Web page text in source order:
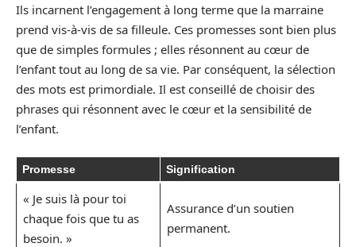
Ils incarnent l’engagement à long terme que la marraine
prend vis-à-vis de sa filleule. Ces promesses sont bien plus
que de simples formules ; elles résonnent au cœur de
l’enfant tout au long de sa vie. Par conséquent, la sélection
des mots est primordiale. Il est conseillé de choisir des
phrases qui résonnent avec le cœur et la sensibilité de
l’enfant.
Promesse Signification
« Je suis là pour toi
chaque fois que tu as
besoin. »
Assurance d’un soutien
permanent.